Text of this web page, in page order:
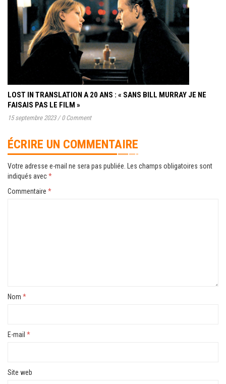
LOST IN TRANSLATION A 20 ANS : « SANS BILL MURRAY JE NE
FAISAIS PAS LE FILM »
15 septembre 2023 / 0 Comment
ÉCRIRE UN COMMENTAIRE
Votre adresse e-mail ne sera pas publiée.
Les champs obligatoires sont
indiqués avec*
Commentaire *
Nom *
E-mail *
Site web